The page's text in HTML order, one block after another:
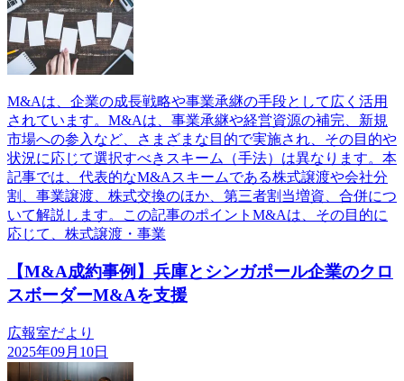
M&Aは、企業の成長戦略や事業承継の手段として広く活用
されています。M&Aは、事業承継や経営資源の補完、新規
市場への参入など、さまざまな目的で実施され、その目的や
状況に応じて選択すべきスキーム（手法）は異なります。本
記事では、代表的なM&Aスキームである株式譲渡や会社分
割、事業譲渡、株式交換のほか、第三者割当増資、合併につ
いて解説します。この記事のポイントM&Aは、その目的に
応じて、株式譲渡・事業
【M&A成約事例】兵庫とシンガポール企業のクロ
スボーダーM&Aを支援
広報室だより
2025年09月10日